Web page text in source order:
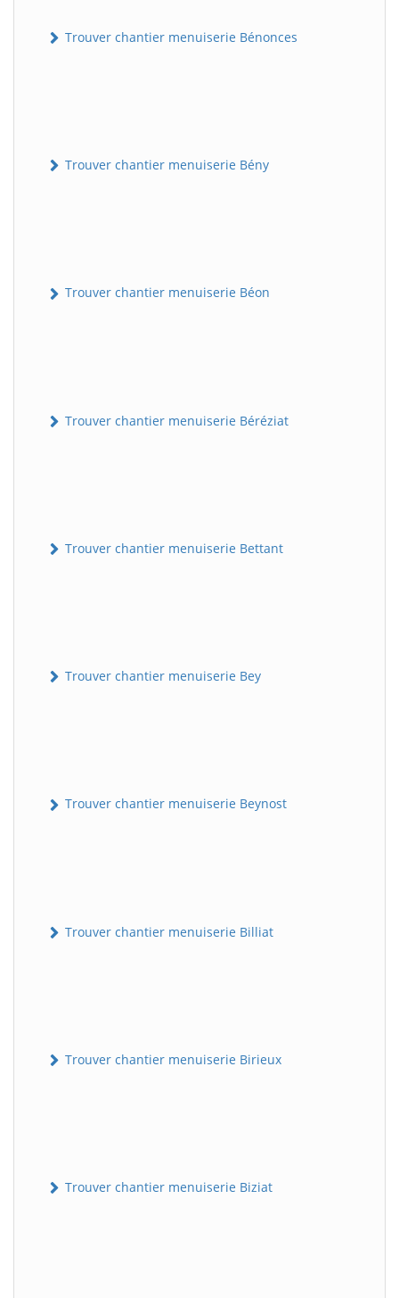
Trouver chantier menuiserie Bénonces
Trouver chantier menuiserie Bény
Trouver chantier menuiserie Béon
Trouver chantier menuiserie Béréziat
Trouver chantier menuiserie Bettant
Trouver chantier menuiserie Bey
Trouver chantier menuiserie Beynost
Trouver chantier menuiserie Billiat
Trouver chantier menuiserie Birieux
Trouver chantier menuiserie Biziat